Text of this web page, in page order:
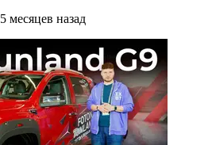
5 месяцев назад